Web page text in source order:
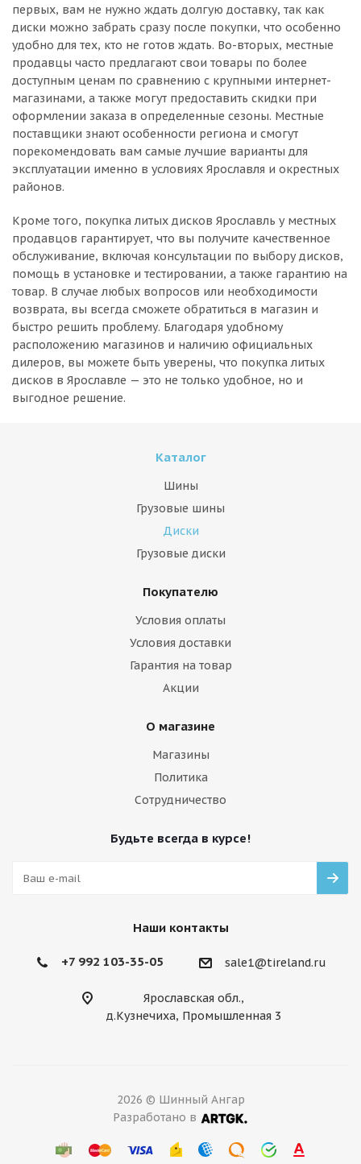
первых, вам не нужно ждать долгую доставку, так как
диски можно забрать сразу после покупки, что особенно
удобно для тех, кто не готов ждать. Во-вторых, местные
продавцы часто предлагают свои товары по более
доступным ценам по сравнению с крупными интернет-
магазинами, а также могут предоставить скидки при
оформлении заказа в определенные сезоны. Местные
поставщики знают особенности региона и смогут
порекомендовать вам самые лучшие варианты для
эксплуатации именно в условиях Ярославля и окрестных
районов.
Кроме того, покупка литых дисков Ярославль у местных
продавцов гарантирует, что вы получите качественное
обслуживание, включая консультации по выбору дисков,
помощь в установке и тестировании, а также гарантию на
товар. В случае любых вопросов или необходимости
возврата, вы всегда сможете обратиться в магазин и
быстро решить проблему. Благодаря удобному
расположению магазинов и наличию официальных
дилеров, вы можете быть уверены, что покупка литых
дисков в Ярославле — это не только удобное, но и
выгодное решение.
Каталог
Шины
Грузовые шины
Диски
Грузовые диски
Покупателю
Условия оплаты
Условия доставки
Гарантия на товар
Акции
О магазине
Магазины
Политика
Сотрудничество
Будьте всегда в курсе!
Наши контакты
+7 992 103-35-05 sale1@tireland.ru
Ярославская обл.,
д.Кузнечиха, Промышленная 3
2026 © Шинный Ангар
Разработано в